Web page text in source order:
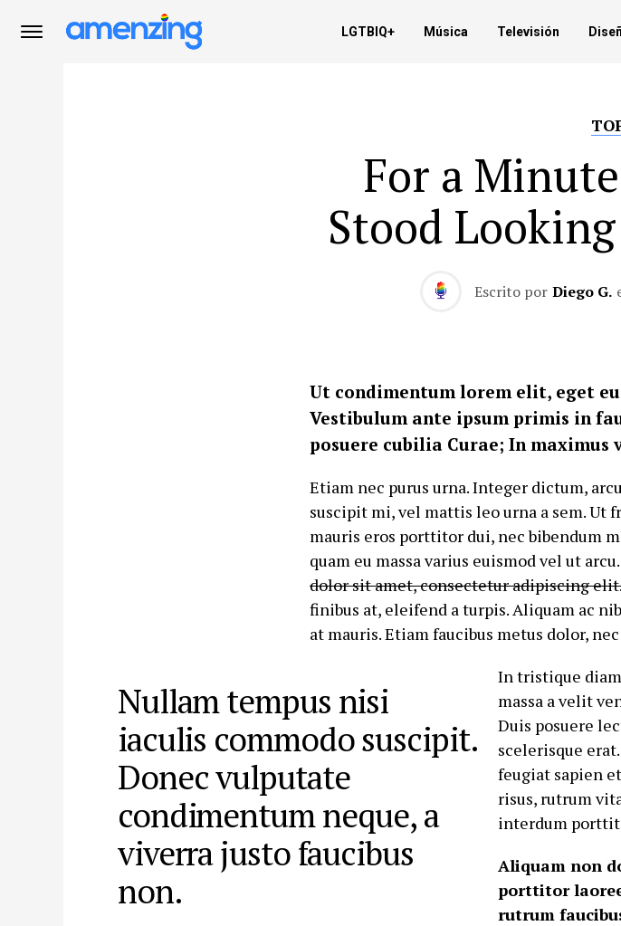
LGTBIQ+ Música Televisión
For a
Stood
Escrito por Diego G.
Ut condimentum lorem elit, eget
Vestibulum ante ipsum primis in
posuere cubilia Curae; In maximus
Etiam nec purus urna. Integer dictum,
suscipit mi, vel mattis leo urna a sem. Ut
mauris eros porttitor dui, nec bibendum
quam eu massa varius euismod vel ut
dolor sit amet, consectetur adipiscing elit.
finibus at, eleifend a turpis. Aliquam ac
at mauris. Etiam faucibus metus dolor,
Nullam tempus nisi
iaculis commodo suscipit.
Donec vulputate
condimentum neque, a
viverra justo faucibus
non.
In tristique
massa a velit
Duis posuere
scelerisque
feugiat sapien
risus, rutrum
interdum
Aliquam non
porttitor
rutrum